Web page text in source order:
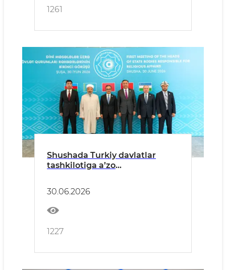
1261
Shushada Turkiy davlatlar
tashkilotiga a’zo
organlari rahbarlarining
birinchi uchrashuvi bo‘lib
o‘tmoqda
30.06.2026
1227